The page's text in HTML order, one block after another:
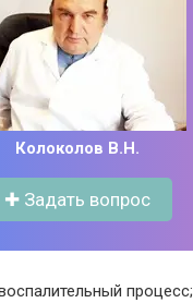
Колоколов В.Н.
✚ Задать вопрос
процесс;